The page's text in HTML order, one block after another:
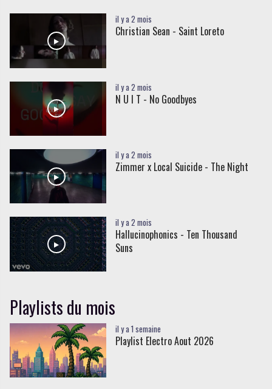
il y a 2 mois
Christian Sean - Saint Loreto
il y a 2 mois
N U I T - No Goodbyes
il y a 2 mois
Zimmer x Local Suicide - The Night
il y a 2 mois
Hallucinophonics - Ten Thousand
Suns
Playlists du mois
il y a 1 semaine
Playlist Electro Aout 2026